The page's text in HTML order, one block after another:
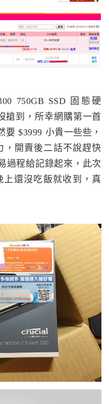
750GB SSD 固態硬
搶到，所幸網購第一首
要 $3999 小貴一些些，
，開賣後二話不說趕快
過程給記錄起來，此次
還沒吃飯就收到，真